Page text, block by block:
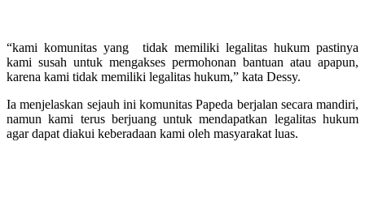
“kami komunitas yang tidak memiliki legalitas hukum pastinya
kami susah untuk mengakses permohonan bantuan atau apapun,
karena kami tidak memiliki legalitas hukum,” kata Dessy.
Ia menjelaskan sejauh ini komunitas Papeda berjalan secara mandiri,
namun kami terus berjuang untuk mendapatkan legalitas hukum
agar dapat diakui keberadaan kami oleh masyarakat luas.